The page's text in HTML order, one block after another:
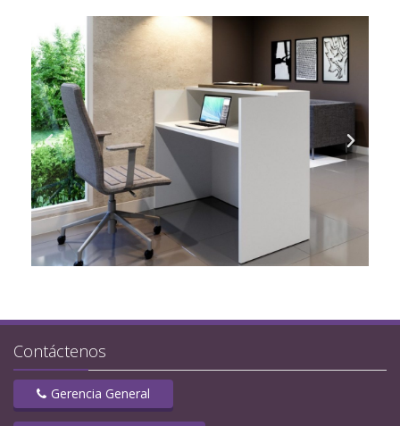
Contáctenos
Gerencia General